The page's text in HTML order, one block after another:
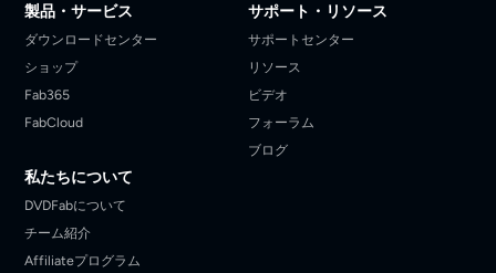
製品・サービス
ダウンロードセンター
ショップ
Fab365
FabCloud
サポート・リソース
サポートセンター
リソース
ビデオ
フォーラム
ブログ
私たちについて
DVDFabについて
チーム紹介
Affiliateプログラム